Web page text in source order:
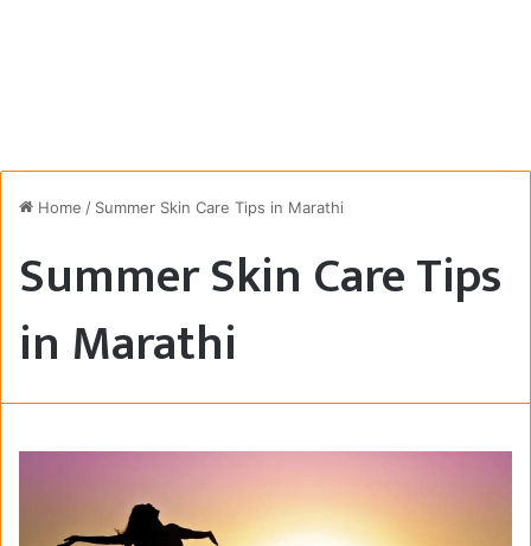
Home / Summer Skin Care Tips in Marathi
Summer Skin Care Tips
in Marathi